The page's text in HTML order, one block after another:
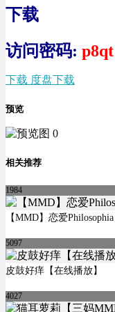
下载
访问密码: p8qt
下载 度盘下载
预览
相关推荐
1984
【MMD】恋爱
5097
皮鼓好痒【在线播放】
4027